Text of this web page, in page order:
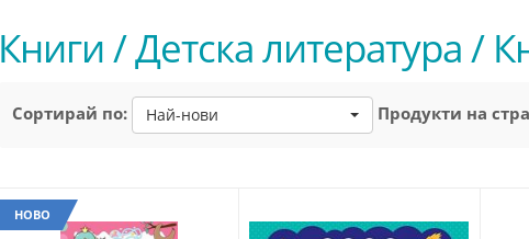
Книги / Детска литература /
Сортирай по: Най-нови Продукти на
НОВО